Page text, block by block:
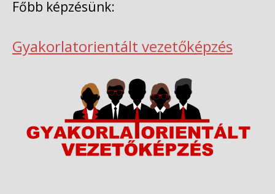
Főbb képzésünk:
Gyakorlatorientált vezetőképzés